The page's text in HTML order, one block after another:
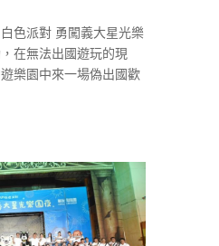
白色派對 勇闖義大星光樂
在無法出國遊玩的現
樂園中來一場偽出國歡